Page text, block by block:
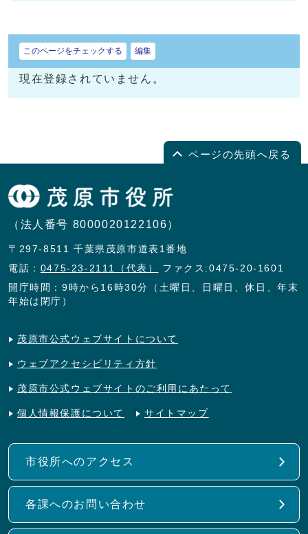
このページをチェックする 編集
現在登録されていません。
ページの先頭へ戻る
（法人番号 8000020122106）
〒297-8511 千葉県茂原市道表1番地
電話： 0475-23-2111（代表）
ファクス:0475-20-1601
開庁時間：9時から16時30分（土曜日、日曜日、休日、年末
年始は閉庁）
茂原市公式ウェブサイトについて
ウェブアクセシビリティ方針
茂原市公式ウェブサイトのご利用にあたって
個人情報保護について サイトマップ
市役所へのアクセス
各課へのお問い合わせ